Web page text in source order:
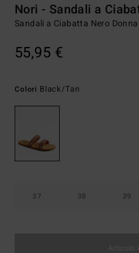
Nori - Sandali a
Sandali a Ciabatta Nero Donna
55,95 €
Colori Black/tan
37 38 39